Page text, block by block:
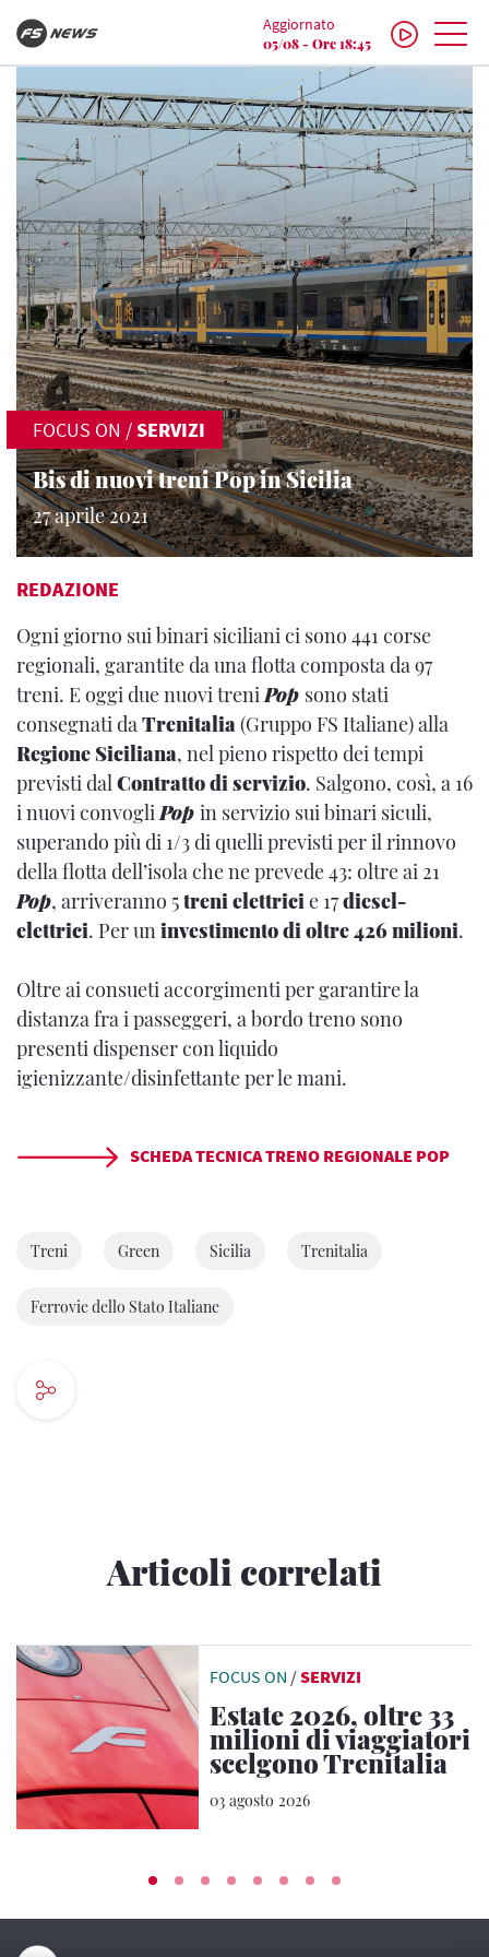
Aggiornato
05/08 - Ore 18:45
FOCUS ON /SERVIZI
Bis di nuovi treni Pop in Sicilia
27 aprile 2021
REDAZIONE
Ogni giorno sui binari siciliani ci sono 441 corse
regionali, garantite da una flotta composta da 97
treni. E oggi due nuovi treniPop sono stati
consegnati daTrenitalia(Gruppo FS Italiane) alla
Regione Siciliana, nel pieno rispetto dei tempi
previsti dalContratto di servizio. Salgono, così, a 16
i nuovi convogliPop in servizio sui binari siculi,
superando più di 1/3 di quelli previsti per il rinnovo
della flotta dell’isola che ne prevede 43: oltre ai 21
Pop, arriveranno 5treni elettricie 17diesel-
elettrici. Per uninvestimento di oltre 426 milioni.
Oltre ai consueti accorgimenti per garantire la
distanza fra i passeggeri, a bordo treno sono
presenti dispenser con liquido
igienizzante/disinfettante per le mani.
SCHEDA TECNICA TRENO REGIONALE POP
Treni Green Sicilia Trenitalia
Ferrovie dello Stato Italiane
Articoli correlati
FOCUS ON /SERVIZI
Estate 2026, oltre 33
milioni di viaggiatori
scelgono Trenitalia
03 agosto 2026